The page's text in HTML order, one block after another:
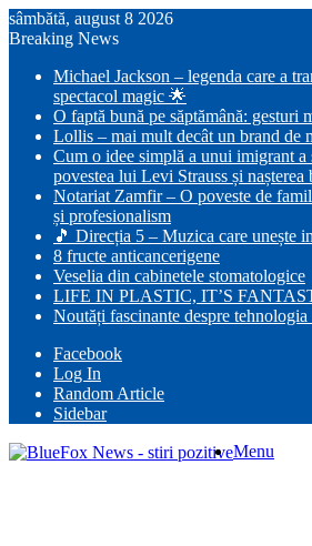
sâmbătă, august 8 2026
Breaking News
Michael Jackson – legenda care a
spectacol magic 🌟
O faptă bună pe săptămână: gesturi
Lollis – mai mult decât un brand de
Cum o idee simplă a unui imigrant a
povestea lui Levi Strauss și
Notariat Zamfir – O poveste de
și profesionalism
🎵 Direcția 5 – Muzica care unește
8 fructe anticancerigene
Veselia din cabinetele stomatologice
LIFE IN PLASTIC, IT’S
Noutăți fascinante despre
Facebook
Log In
Random Article
Sidebar
Menu